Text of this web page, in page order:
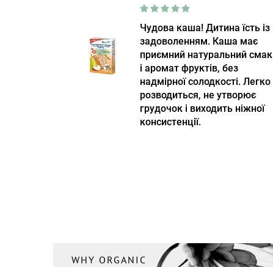
Чудова каша! Дитина їсть із
задоволенням. Каша має
приємний натуральний смак
і аромат фруктів, без
надмірної солодкості. Легко
розводиться, не утворює
грудочок і виходить ніжної
консистенції.
WHY ORGANIC